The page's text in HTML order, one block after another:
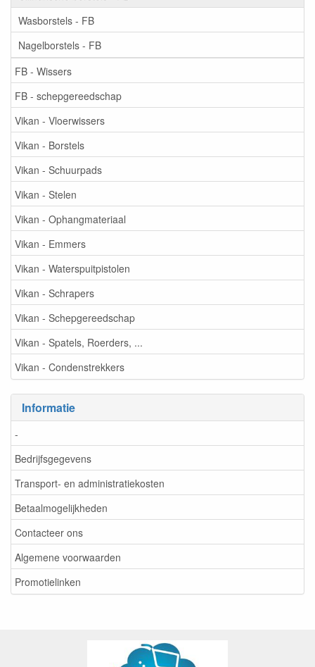
Wasborstels - FB
Nagelborstels - FB
FB - Wissers
FB - schepgereedschap
Vikan - Vloerwissers
Vikan - Borstels
Vikan - Schuurpads
Vikan - Stelen
Vikan - Ophangmateriaal
Vikan - Emmers
Vikan - Waterspuitpistolen
Vikan - Schrapers
Vikan - Schepgereedschap
Vikan - Spatels, Roerders, ...
Vikan - Condenstrekkers
Informatie
-
Bedrijfsgegevens
Transport- en administratiekosten
Betaalmogelijkheden
Contacteer ons
Algemene voorwaarden
Promotielinken